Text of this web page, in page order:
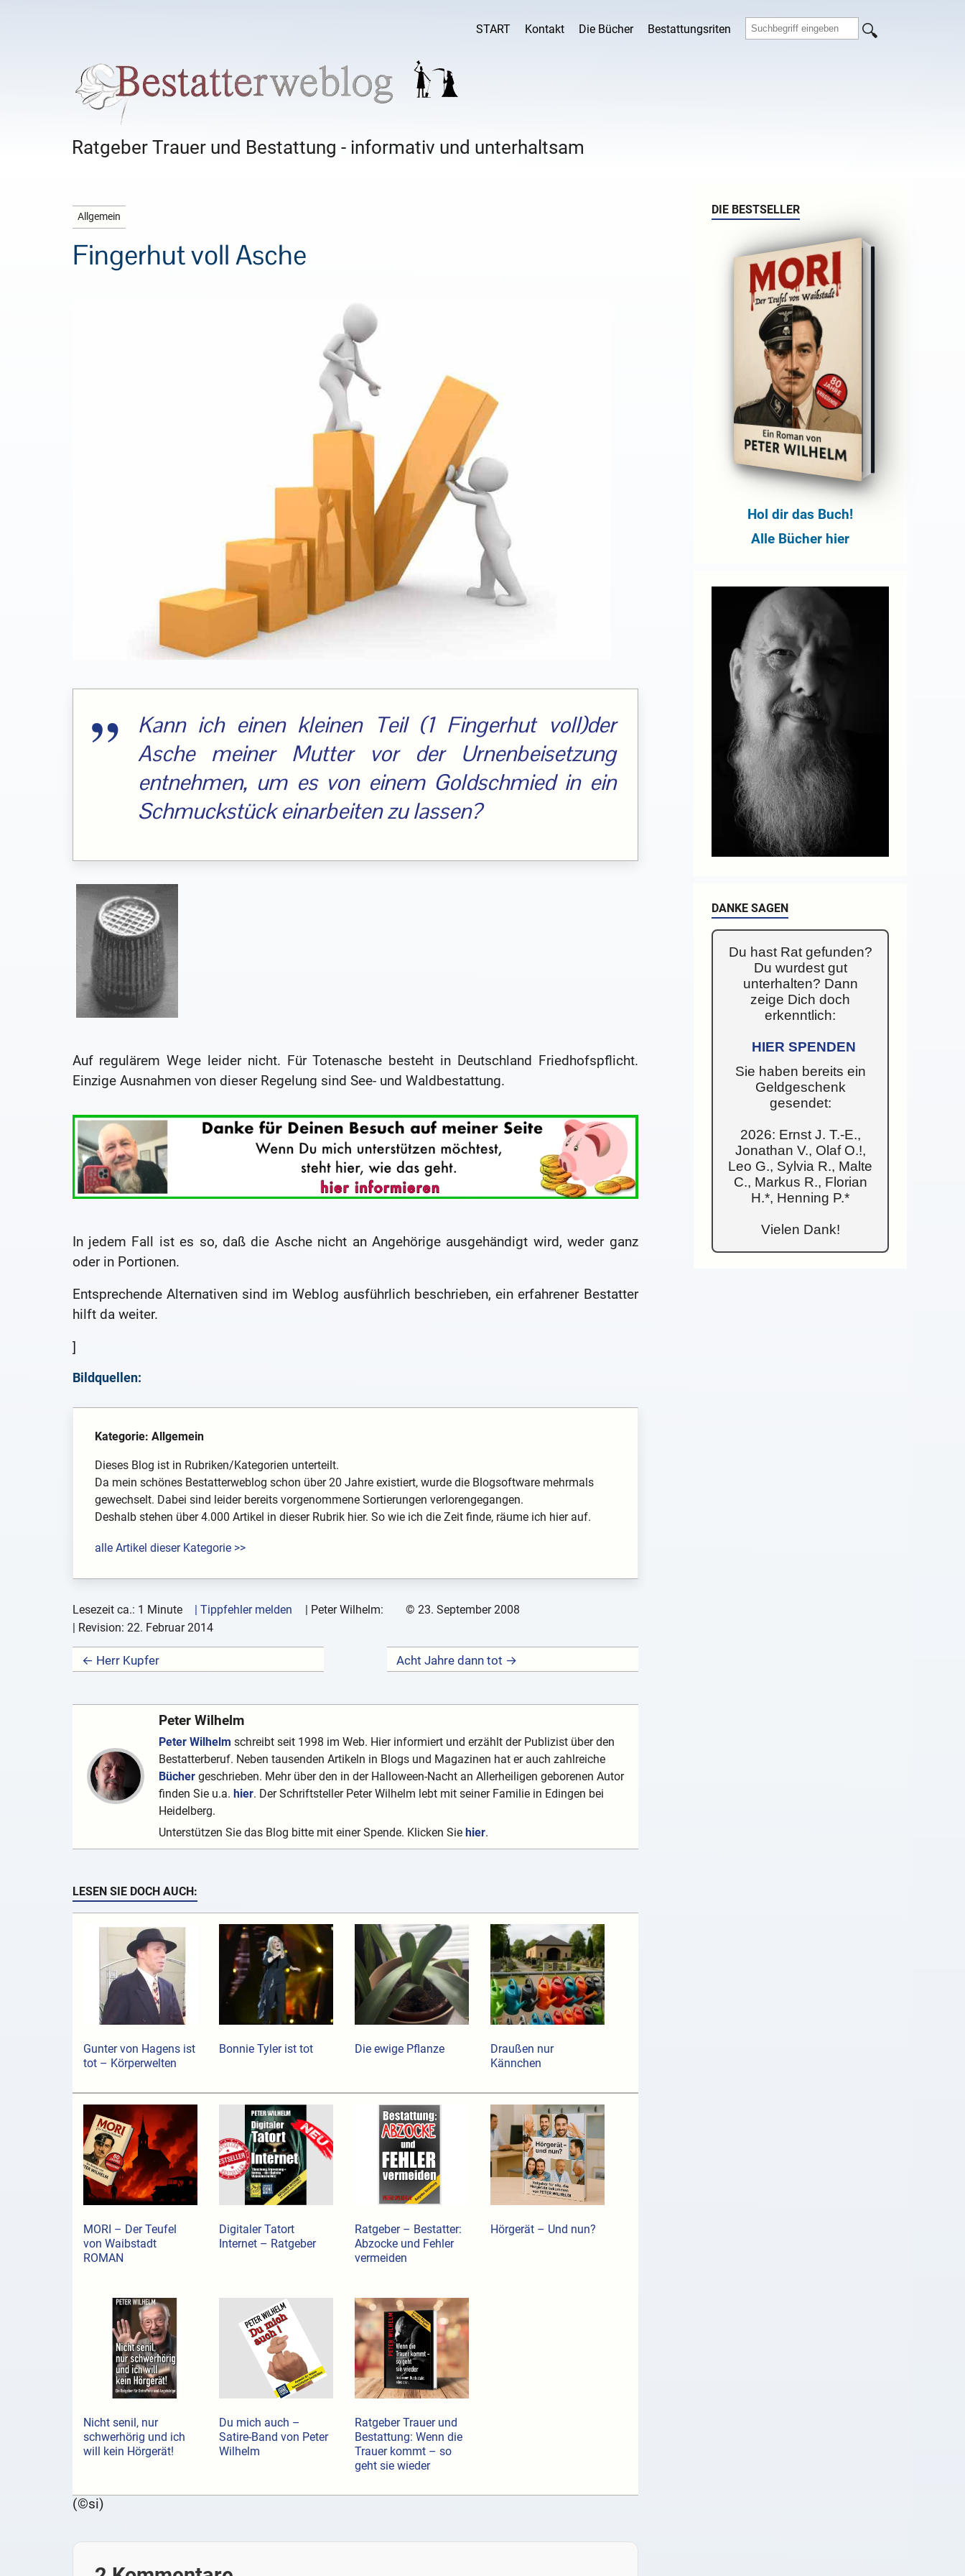
START Kontakt Die Bücher Bestattungsriten
Ratgeber Trauer und Bestattung - informativ und unterhaltsam
Allgemein
Fingerhut voll Asche
Kann ich einen kleinen Teil (1 Fingerhut voll)der
Asche meiner Mutter vor der Urnenbeisetzung
entnehmen, um es von einem Goldschmied in ein
Schmuckstück einarbeiten zu lassen?
Auf regulärem Wege leider nicht. Für Totenasche besteht in Deutschland Friedhofspflicht.
Einzige Ausnahmen von dieser Regelung sind See- und Waldbestattung.
In jedem Fall ist es so, daß die Asche nicht an Angehörige ausgehändigt wird, weder ganz
oder in Portionen.
Entsprechende Alternativen sind im Weblog ausführlich beschrieben, ein erfahrener Bestatter
hilft da weiter.
]
Bildquellen:
Kategorie: Allgemein
Dieses Blog ist in Rubriken/Kategorien unterteilt.
Da mein schönes Bestatterweblog schon über 20 Jahre existiert, wurde die Blogsoftware mehrmals
gewechselt. Dabei sind leider bereits vorgenommene Sortierungen verlorengegangen.
Deshalb stehen über 4.000 Artikel in dieser Rubrik hier. So wie ich die Zeit finde, räume ich hier auf.
alle Artikel dieser Kategorie >>
Lesezeit ca.: 1 Minute | Tippfehler melden | Peter Wilhelm: © 23. September 2008
| Revision: 22. Februar 2014
← Herr Kupfer Acht Jahre dann tot →
Peter Wilhelm
Peter Wilhelm schreibt seit 1998 im Web. Hier informiert und erzählt der Publizist über den
Bestatterberuf. Neben tausenden Artikeln in Blogs und Magazinen hat er auch zahlreiche
Büchergeschrieben. Mehr über den in der Halloween-Nacht an Allerheiligen geborenen Autor
finden Sie u.a. hier. Der Schriftsteller Peter Wilhelm lebt mit seiner Familie in Edingen bei
Heidelberg.
Unterstützen Sie das Blog bitte mit einer Spende. Klicken Sie hier.
LESEN SIE DOCH AUCH:
Gunter von Hagens ist
tot – Körperwelten
Bonnie Tyler ist tot Die ewige Pflanze
Draußen nur
Kännchen
MORI – Der Teufel
von Waibstadt
ROMAN
Digitaler Tatort
Internet – Ratgeber
Ratgeber – Bestatter:
Abzocke und Fehler
vermeiden
Hörgerät – Und nun?
Nicht senil, nur
schwerhörig und ich
will kein Hörgerät!
Du mich auch –
Satire-Band von Peter
Wilhelm
Ratgeber Trauer und
Bestattung: Wenn die
Trauer kommt – so
geht sie wieder
(©si)
DIE BESTSELLER
Hol dir das Buch!
Alle Bücher hier
DANKE SAGEN
Du hast Rat gefunden?
Du wurdest gut
unterhalten? Dann
zeige Dich doch
erkenntlich:
HIER SPENDEN
Sie haben bereits ein
Geldgeschenk
gesendet:
2026: Ernst J. T.-E.,
Jonathan V., Olaf O.!,
Leo G., Sylvia R., Malte
C., Markus R., Florian
H.*, Henning P.*
Vielen Dank!